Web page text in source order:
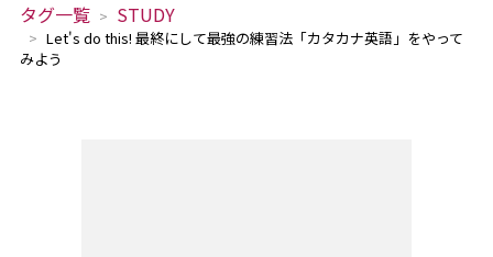
タグ一覧 STUDY
Let's do this! 最終にして最強の練習法「カタカナ英語」をやって
みよう